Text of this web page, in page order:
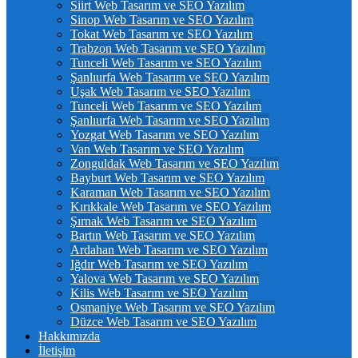
Siirt Web Tasarım ve SEO Yazılım
Sinop Web Tasarım ve SEO Yazılım
Tokat Web Tasarım ve SEO Yazılım
Trabzon Web Tasarım ve SEO Yazılım
Tunceli Web Tasarım ve SEO Yazılım
Şanlıurfa Web Tasarım ve SEO Yazılım
Uşak Web Tasarım ve SEO Yazılım
Tunceli Web Tasarım ve SEO Yazılım
Şanlıurfa Web Tasarım ve SEO Yazılım
Yozgat Web Tasarım ve SEO Yazılım
Van Web Tasarım ve SEO Yazılım
Zonguldak Web Tasarım ve SEO Yazılım
Bayburt Web Tasarım ve SEO Yazılım
Karaman Web Tasarım ve SEO Yazılım
Kırıkkale Web Tasarım ve SEO Yazılım
Şırnak Web Tasarım ve SEO Yazılım
Bartın Web Tasarım ve SEO Yazılım
Ardahan Web Tasarım ve SEO Yazılım
Iğdır Web Tasarım ve SEO Yazılım
Yalova Web Tasarım ve SEO Yazılım
Kilis Web Tasarım ve SEO Yazılım
Osmaniye Web Tasarım ve SEO Yazılım
Düzce Web Tasarım ve SEO Yazılım
Hakkımızda
İletişim